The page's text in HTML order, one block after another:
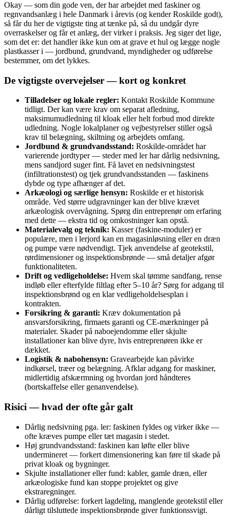
Okay — som din gode ven, der har arbejdet med faskiner og
regnvandsanlæg i hele Danmark i årevis (og kender Roskilde godt),
så får du her de vigtigste ting at tænke på, så du undgår dyre
overraskelser og får et anlæg, der virker i praksis. Jeg siger det lige,
som det er: det handler ikke kun om at grave et hul og lægge nogle
plastkasser i — jordbund, grundvand, myndigheder og udførelse
bestemmer, om det lykkes.
De vigtigste overvejelser — kort og konkret
Tilladelser og lokale regler: Kontakt Roskilde Kommune
tidligt. Der kan være krav om separat afledning,
maksimumudledning til kloak eller helt forbud mod direkte
udledning. Nogle lokalplaner og vejbestyrelser stiller også
krav til belægning, skiltning og arbejdets omfang.
Jordbund & grundvandsstand: Roskilde-området har
varierende jordtyper — steder med ler har dårlig nedsivning,
mens sandjord suger fint. Få lavet en nedsivningstest
(infiltrationstest) og tjek grundvandsstanden — faskinens
dybde og type afhænger af det.
Arkæologi og særlige hensyn: Roskilde er et historisk
område. Ved større udgravninger kan der blive krævet
arkæologisk overvågning. Spørg din entreprenør om erfaring
med dette — ekstra tid og omkostninger kan opstå.
Materialevalg og teknik: Kasser (faskine-moduler) er
populære, men i lerjord kan en magasinløsning eller en dræn
og pumpe være nødvendigt. Tjek anvendelse af geotekstil,
rørdimensioner og inspektionsbrønde — små detaljer afgør
funktionaliteten.
Drift og vedligeholdelse: Hvem skal tømme sandfang, rense
indløb eller efterfylde filtlag efter 5–10 år? Sørg for adgang til
inspektionsbrønd og en klar vedligeholdelsesplan i
kontrakten.
Forsikring & garanti: Kræv dokumentation på
ansvarsforsikring, firmaets garanti og CE‑mærkninger på
materialer. Skader på naboejendomme eller skjulte
installationer kan blive dyre, hvis entreprenøren ikke er
dækket.
Logistik & nabohensyn: Gravearbejde kan påvirke
indkørsel, træer og belægning. Afklar adgang for maskiner,
midlertidig afskærmning og hvordan jord håndteres
(bortskaffelse eller genanvendelse).
Risici — hvad der ofte går galt
Dårlig nedsivning pga. ler: faskinen fyldes og virker ikke —
ofte kræves pumpe eller tæt magasin i stedet.
Høj grundvandsstand: faskinen kan løfte eller blive
undermineret — forkert dimensionering kan føre til skade på
privat kloak og bygninger.
Skjulte installationer eller fund: kabler, gamle dræn, eller
arkæologiske fund kan stoppe projektet og give
ekstraregninger.
Dårlig udførelse: forkert lagdeling, manglende geotekstil eller
dårligt tilsluttede inspektionsbrønde giver funktionssvigt.